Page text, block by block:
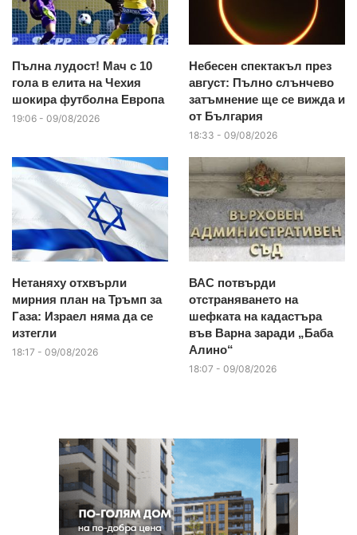
Пълна лудост! Мач с 10
гола в елита на Чехия
шокира футболна Европа
19:06 - 09/08/2026
Небесен спектакъл през
август: Пълно слънчево
затъмнение ще се вижда и
от България
18:33 - 09/08/2026
Нетаняху отхвърли
мирния план на Тръмп за
Газа: Израел няма да се
изтегли
18:17 - 09/08/2026
ВАС потвърди
отстраняването на
шефката на кадастъра
във Варна заради „Баба
Алино“
18:07 - 09/08/2026